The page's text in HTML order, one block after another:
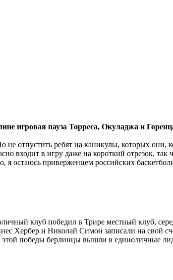
игровая пауза Торреса, Окуладжа и
отпустить ребят на каникулы, которых
входит в игру даже на короткий отрезок,
остаюсь приверженцем российских
клуб победил в Трире местный клуб,
Хербер и Николай Симон записали на свой
победы берлинцы вышли в единоличные